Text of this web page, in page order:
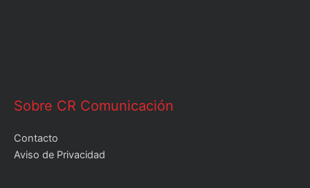
Sobre CR Comunicación
Contacto
Aviso de Privacidad